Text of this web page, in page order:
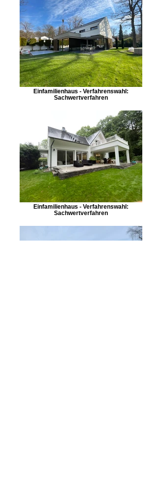
Einfamilienhaus - Verfahrenswahl:
Sachwertverfahren
Einfamilienhaus - Verfahrenswahl:
Sachwertverfahren